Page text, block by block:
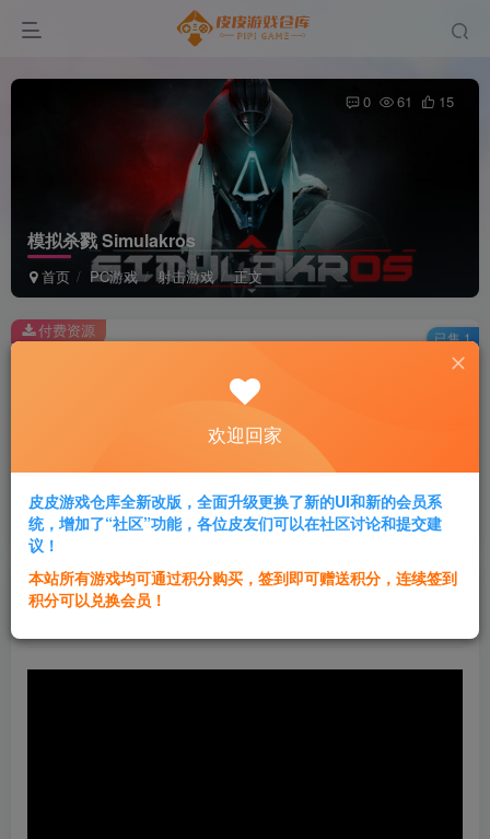
模拟杀戮 Simulakros
首页 PC游戏 射击游戏 正文
0 61 15
此内容为付费资源，请付费后查看
2积分
黄金会员免费 超级会员免费
登录购买
付费资源 已售 1
群主1号
欢迎回家
皮皮游戏仓库全新改版，全面升级更换了新的UI和新的会员系
统，增加了“社区”功能，各位皮友们可以在社区讨论和提交建
议！
本站所有游戏均可通过积分购买，签到即可赠送积分，连续签到
积分可以兑换会员！